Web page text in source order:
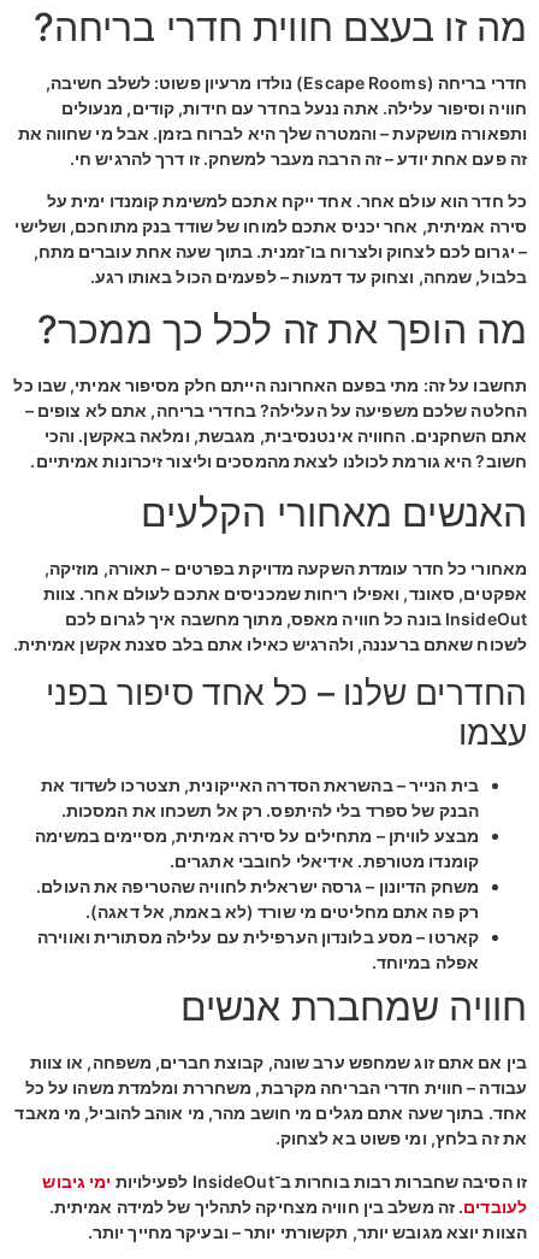
מה זו בעצם חווית חדרי בריחה?
חדרי בריחה (Escape Rooms) נולדו מרעיון פשוט: לשלב חשיבה,
חוויה וסיפור עלילה. אתה ננעל בחדר עם חידות, קודים, מנעולים
ותפאורה מושקעת – והמטרה שלך היא לברוח בזמן. אבל מי שחווה את
זה פעם אחת יודע – זה הרבה מעבר למשחק. זו דרך להרגיש חי.
כל חדר הוא עולם אחר. אחד ייקח אתכם למשימת קומנדו ימית על
סירה אמיתית, אחר יכניס אתכם למוחו של שודד בנק מתוחכם, ושלישי
– יגרום לכם לצחוק ולצרוח בו־זמנית. בתוך שעה אחת עוברים מתח,
בלבול, שמחה, וצחוק עד דמעות – לפעמים הכול באותו רגע.
מה הופך את זה לכל כך ממכר?
תחשבו על זה: מתי בפעם האחרונה הייתם חלק מסיפור אמיתי, שבו כל
החלטה שלכם משפיעה על העלילה? בחדרי בריחה, אתם לא צופים –
אתם השחקנים. החוויה אינטנסיבית, מגבשת, ומלאה באקשן. והכי
חשוב? היא גורמת לכולנו לצאת מהמסכים וליצור זיכרונות אמיתיים.
האנשים מאחורי הקלעים
מאחורי כל חדר עומדת השקעה מדויקת בפרטים – תאורה, מוזיקה,
אפקטים, סאונד, ואפילו ריחות שמכניסים אתכם לעולם אחר. צוות
InsideOut בונה כל חוויה מאפס, מתוך מחשבה איך לגרום לכם
לשכוח שאתם ברעננה, ולהרגיש כאילו אתם בלב סצנת אקשן אמיתית.
החדרים שלנו – כל אחד סיפור בפני
עצמו
בית הנייר– בהשראת הסדרה האייקונית, תצטרכו לשדוד את
הבנק של ספרד בלי להיתפס. רק אל תשכחו את המסכות.
מבצע לוויתן – מתחילים על סירה אמיתית, מסיימים במשימה
קומנדו מטורפת. אידיאלי לחובבי אתגרים.
משחק הדיונון – גרסה ישראלית לחוויה שהטריפה את העולם.
רק פה אתם מחליטים מי שורד (לא באמת, אל דאגה).
קארטו – מסע בלונדון הערפילית עם עלילה מסתורית ואווירה
אפלה במיוחד.
חוויה שמחברת אנשים
בין אם אתם זוג שמחפש ערב שונה, קבוצת חברים, משפחה, או צוות
עבודה – חווית חדרי הבריחה מקרבת, משחררת ומלמדת משהו על כל
אחד. בתוך שעה אתם מגלים מי חושב מהר, מי אוהב להוביל, מי מאבד
את זה בלחץ, ומי פשוט בא לצחוק.
זו הסיבה שחברות רבות בוחרות ב־InsideOut לפעילויות
ימי גיבוש
לעובדים. זה משלב בין חוויה מצחיקה לתהליך של למידה אמיתית.
הצוות יוצא מגובש יותר, תקשורתי יותר – ובעיקר מחייך יותר.